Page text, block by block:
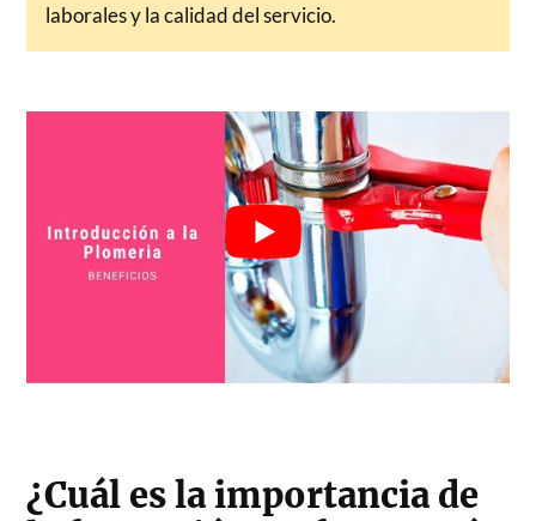
laborales y la calidad del servicio.
¿Cuál es la importancia de